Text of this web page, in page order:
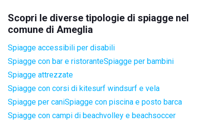
Scopri le diverse tipologie di spiagge nel
comune di Ameglia
Spiagge accessibili per disabili
Spiagge con bar e ristoranteSpiagge per bambini
Spiagge attrezzate
Spiagge con corsi di kitesurf windsurf e vela
Spiagge per caniSpiagge con piscina e posto barca
Spiagge con campi di beachvolley e beachsoccer